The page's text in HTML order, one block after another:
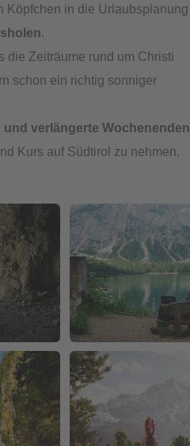
Köpfchen in die Urlaubsplanung
.
die Zeiträume rund um Christi
schon ein richtig sonniger
verlängerte Wochenenden
Kurs auf Südtirol zu nehmen.